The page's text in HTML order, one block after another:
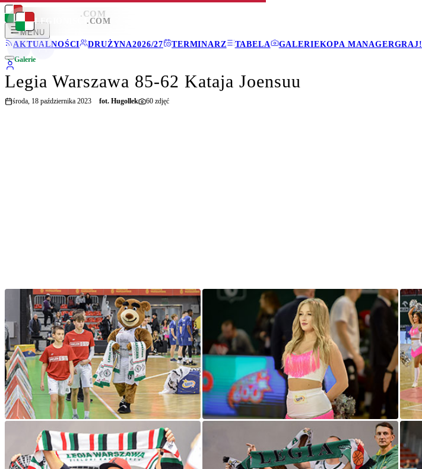
LEGIONISCI .COM
MENU
AKTUALNOŚCI
DRUŻYNA2026/27 TERMINARZ TABELA GALERIEKOPA MANAGERGRAJ!
LEGIONISCI .COM
Galerie
Legia Warszawa 85-62 Kataja Joensuu
środa, 18 października 2023 fot. Hugollek 60 zdjęć